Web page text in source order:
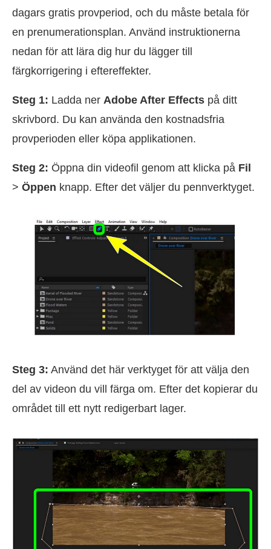
dagars gratis provperiod, och du måste betala för
en prenumerationsplan. Använd instruktionerna
nedan för att lära dig hur du lägger till
färgkorrigering i eftereffekter.
Steg 1: Ladda ner Adobe After Effects på ditt
skrivbord. Du kan använda den kostnadsfria
provperioden eller köpa applikationen.
Steg 2: Öppna din videofil genom att klicka på Fil
> Öppen knapp. Efter det väljer du pennverktyget.
Steg 3: Använd det här verktyget för att välja den
del av videon du vill färga om. Efter det kopierar du
området till ett nytt redigerbart lager.